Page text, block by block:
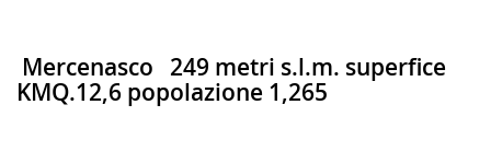
Mercenasco 249 metri s.l.m. superfice
KMQ.12,6 popolazione 1,265